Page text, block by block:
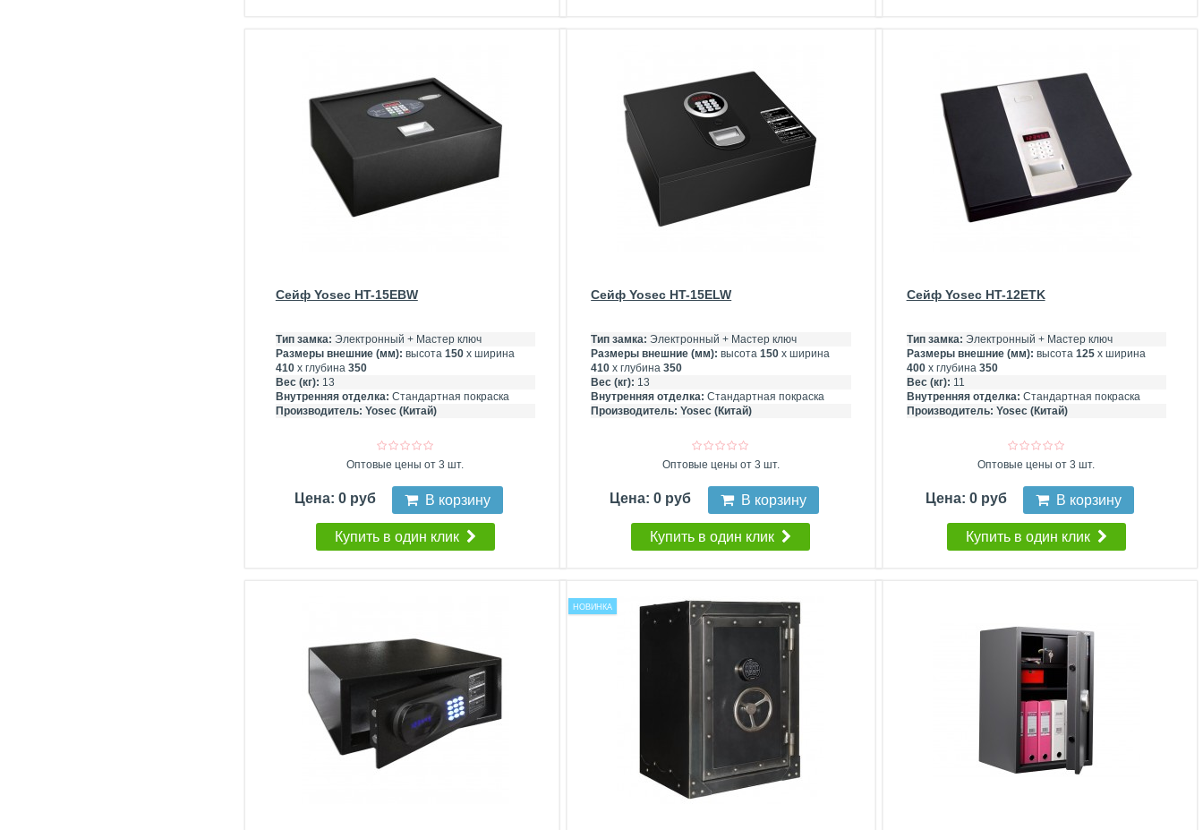
Сейф Yosec HT-15EBW
Тип замка: Электронный + Мастер ключ
Размеры внешние (мм): высота 150х ширина
410х глубина 350
Вес (кг): 13
Внутренняя отделка: Стандартная покраска
Производитель: Yosec (Китай)
Оптовые цены от 3 шт.
Цена: 0 руб В корзину
Купить в один клик
Сейф Yosec HT-15ELW
Тип замка: Электронный + Мастер ключ
Размеры внешние (мм): высота150 х ширина
410 х глубина350
Вес (кг): 13
Внутренняя отделка: Стандартная покраска
Производитель:Yosec (Китай)
Оптовые цены от 3 шт.
Цена: 0 руб В корзину
Купить в один клик
Сейф Yosec HT-12ETK
Тип замка: Электронный + Мастер ключ
Размеры внешние (мм): высота 125х ширина
400х глубина 350
Вес (кг): 11
Внутренняя отделка: Стандартная покраска
Производитель: Yosec (Китай)
Оптовые цены от 3 шт.
Цена: 0 руб В корзину
Купить в один клик
НОВИНКА